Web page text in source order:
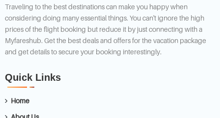
Traveling to the best destinations can make you happy when
considering doing many essential things. You can't ignore the high
prices of the flight booking but reduce it by just connecting with a
Myfareshub. Get the best deals and offers for the vacation package
and get details to secure your booking interestingly.
Quick Links
Home